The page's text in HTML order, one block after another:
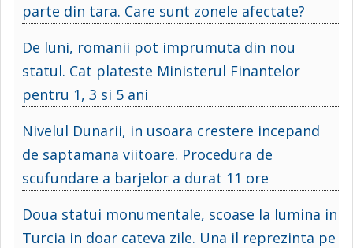
parte din tara. Care sunt zonele afectate?
De luni, romanii pot imprumuta din nou
statul. Cat plateste Ministerul Finantelor
pentru 1, 3 si 5 ani
Nivelul Dunarii, in usoara crestere incepand
de saptamana viitoare. Procedura de
scufundare a barjelor a durat 11 ore
Doua statui monumentale, scoase la lumina in
Turcia in doar cateva zile. Una il reprezinta pe